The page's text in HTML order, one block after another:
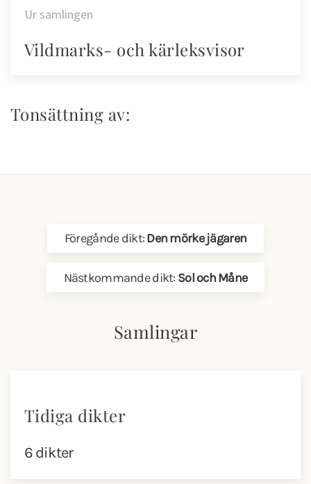
Ur samlingen
Vildmarks- och kärleksvisor
Tonsättning av:
Föregånde dikt:Den mörke jägaren
Nästkommande dikt: Sol och Måne
Samlingar
Tidiga dikter
6 dikter